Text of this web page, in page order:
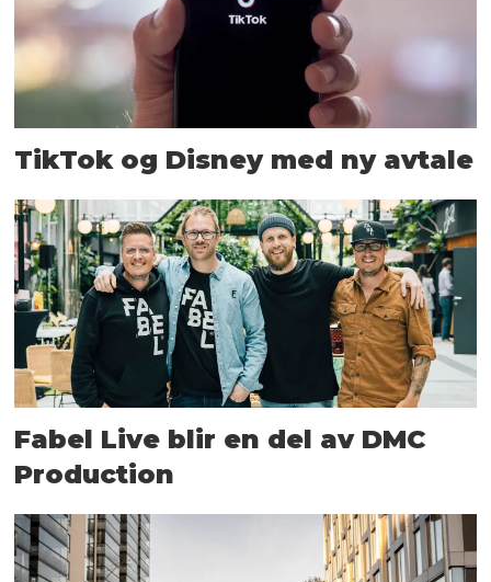
TikTok og Disney med ny avtale
Fabel Live blir en del av DMC
Production